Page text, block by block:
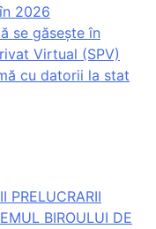
2026
se găsește în
Virtual (SPV)
cu datorii la stat
PRELUCRARII
BIROULUI DE